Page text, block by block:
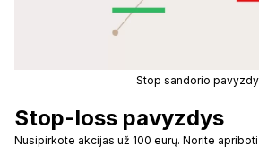
Stop sandorio
Stop-loss pavyzdys
Nusipirkote akcijas už 100 eurų. Norite